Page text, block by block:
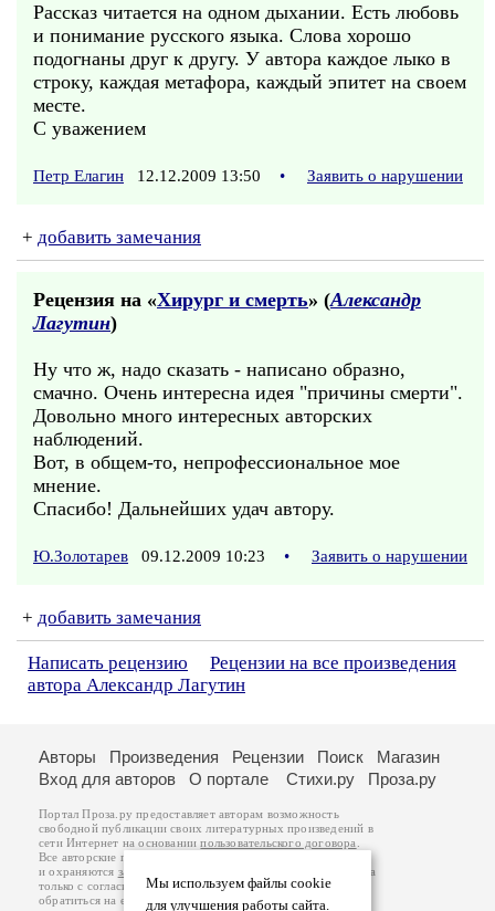
Рассказ читается на одном дыхании. Есть любовь
и понимание русского языка. Слова хорошо
подогнаны друг к другу. У автора каждое лыко в
строку, каждая метафора, каждый эпитет на своем
месте.
С уважением
Петр Елагин 12.12.2009 13:50 • Заявить о нарушении
+ добавить замечания
Рецензия на «Хирург и смерть» (Александр
Лагутин)
Ну что ж, надо сказать - написано образно,
смачно. Очень интересна идея "причины смерти".
Довольно много интересных авторских
наблюдений.
Вот, в общем-то, непрофессиональное мое
мнение.
Спасибо! Дальнейших удач автору.
Ю.Золотарев 09.12.2009 10:23 • Заявить о нарушении
+ добавить замечания
Написать рецензию
Рецензии на все произведения
автора Александр Лагутин
Мы используем файлы cookie
для улучшения работы сайта.
Авторы Произведения Рецензии Поиск
Магазин
Вход для авторов
О портале Стихи.ру Проза.ру
Портал Проза.ру предоставляет авторам возможность
свободной публикации своих литературных произведений в
сети Интернет на основаниипользовательского договора
Все авторские права на произведения принадлежат авторам
и охраняются законом
. Перепечатка произведений возможна
только с согласия его автора, к которому вы можете
обратиться на его авторской странице. Ответственность за